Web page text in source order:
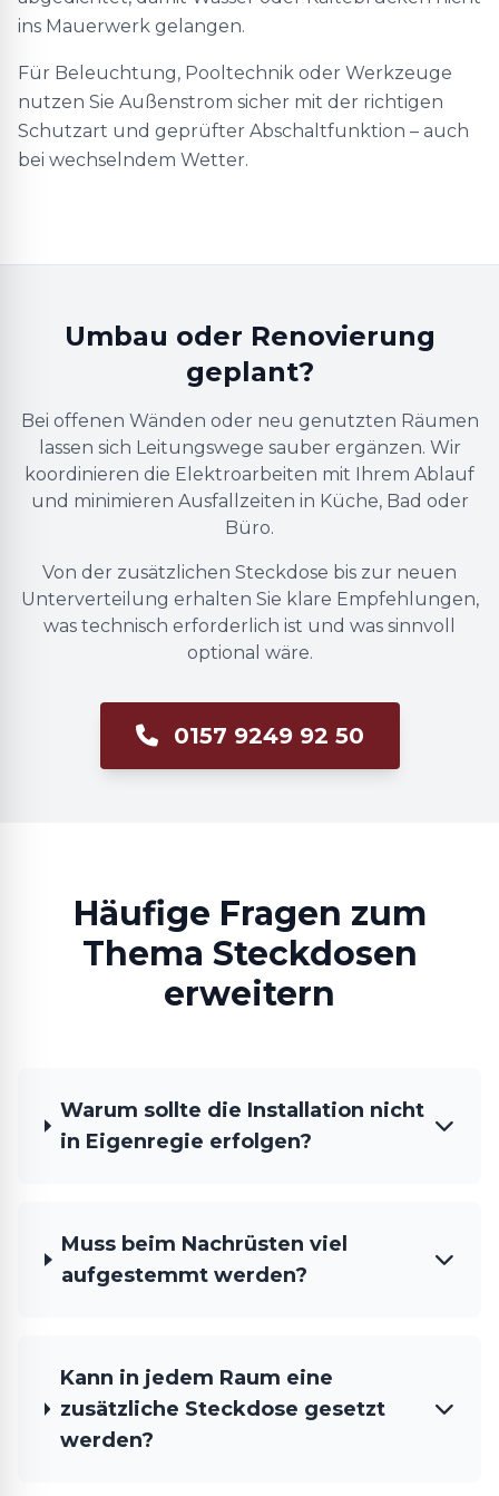
ins Mauerwerk gelangen.
Für Beleuchtung, Pooltechnik oder Werkzeuge
nutzen Sie Außenstrom sicher mit der richtigen
Schutzart und geprüfter Abschaltfunktion – auch
bei wechselndem Wetter.
Umbau oder Renovierung
geplant?
Bei offenen Wänden oder neu genutzten Räumen
lassen sich Leitungswege sauber ergänzen. Wir
koordinieren die Elektroarbeiten mit Ihrem Ablauf
und minimieren Ausfallzeiten in Küche, Bad oder
Büro.
Von der zusätzlichen Steckdose bis zur neuen
Unterverteilung erhalten Sie klare Empfehlungen,
was technisch erforderlich ist und was sinnvoll
optional wäre.
0157 9249 92 50
Häufige Fragen zum
Thema Steckdosen
erweitern
Warum sollte die Installation nicht
in Eigenregie erfolgen?
Muss beim Nachrüsten viel
aufgestemmt werden?
Kann in jedem Raum eine
zusätzliche Steckdose gesetzt
werden?